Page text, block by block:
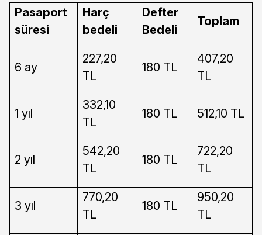
Pasaport
süresi
Harç
bedeli
Defter
Bedeli
Toplam
6 ay
227,20
TL
180 TL
407,20
TL
1 yıl
332,10
TL
180 TL 512,10 TL
2 yıl
542,20
TL
180 TL
722,20
TL
3 yıl
770,20
TL
180 TL
950,20
TL